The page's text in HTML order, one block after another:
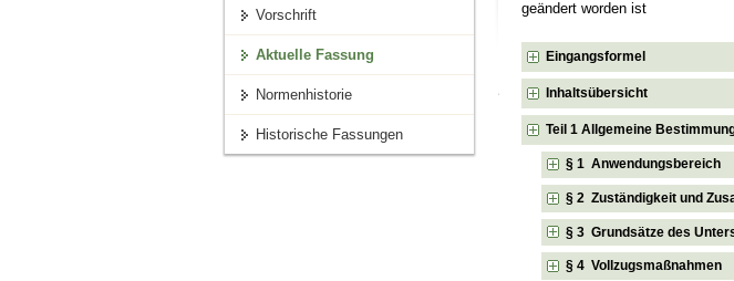
Vorschrift
Aktuelle Fassung
Normenhistorie
Historische Fassungen
geändert worden ist
Eingangsformel
Inhaltsübersicht
Teil 1 Allgemeine
§ 1 Anwendungsbereich
§ 2 Zuständigkeit und
§ 3 Grundsätze des
§ 4 Vollzugsmaßnahmen